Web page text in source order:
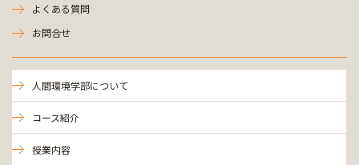
よくある質問
お問合せ
人間環境学部について
コース紹介
授業内容